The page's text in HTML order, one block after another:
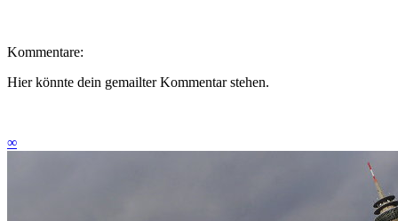
Kommentare:
Hier könnte dein gemailter Kommentar stehen.
∞